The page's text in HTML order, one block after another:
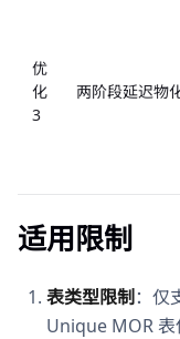
优
化
3
两阶段延迟物
适用限制
表类型限制 ：仅
Unique MOR 表